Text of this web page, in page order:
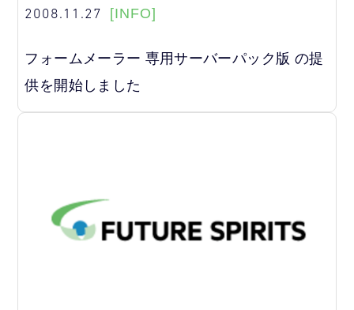
2008.11.27 [INFO]
フォームメーラー 専用サーバーパック版 の提
供を開始しました